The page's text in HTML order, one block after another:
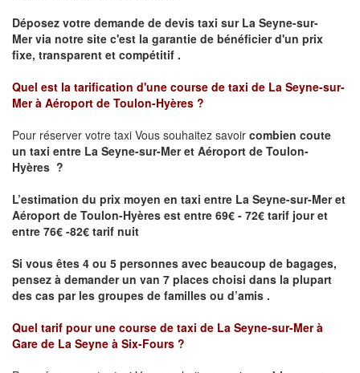
Déposez votre demande de devis taxi sur La Seyne-sur-
Mervia notre site c'est la garantie de bénéficier d'un prix
fixe, transparent et compétitif .
Quel est la tarification d'une course de taxi de La Seyne-sur-
Mer à Aéroport de Toulon-Hyères ?
Pour réserver votre taxi Vous souhaitez savoir combien coute
un taxi entre La Seyne-sur-Mer et Aéroport de Toulon-
Hyères ?
L’estimation du prix moyen en taxi entre La Seyne-sur-Mer et
Aéroport de Toulon-Hyères est entre 69€ - 72€ tarif jour et
entre 76€ -82€ tarif nuit
Si vous êtes 4 ou 5 personnes avec beaucoup de bagages,
pensez à demander un van 7 places choisi dans la plupart
des cas par les groupes de familles ou d’amis .
Quel tarif pour une course de taxi de La Seyne-sur-Mer à
Gare de La Seyne à Six-Fours ?